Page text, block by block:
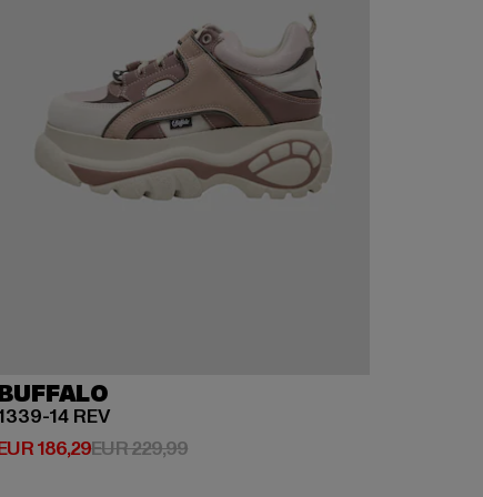
14 REV
186,29Preis: EUR 186,29
EUR 229,99Aktionspreis: EUR 229,99